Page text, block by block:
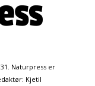
Naturpress er
Kjetil